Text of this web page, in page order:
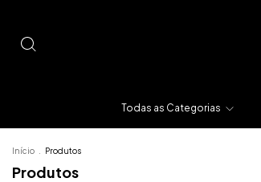
Todas as Categorias
Início Produtos
Produtos